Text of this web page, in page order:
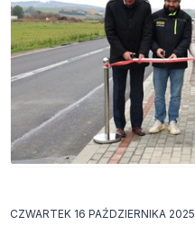
CZWARTEK 16 PAŹDZIERNIKA 2025